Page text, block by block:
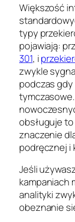
Większość
typy
pojawiają:
301, i
zwykle
podczas
obsługuje
znaczenie
podręcznej i
Jeśli
kampaniach
analityki
obeznanie